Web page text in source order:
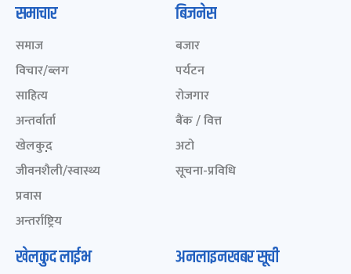
समाचार
समाज
विचार/ब्लग
साहित्य
अन्तर्वार्ता
खेलकुद़़
जीवनशैली/स्वास्थ्य
प्रवास
अन्तर्राष्ट्रिय
बिजनेस
बजार
पर्यटन
रोजगार
बैंक / वित्त
अटो
सूचना-प्रविधि
खेलकुद लाईभ अनलाइनखबर सूची